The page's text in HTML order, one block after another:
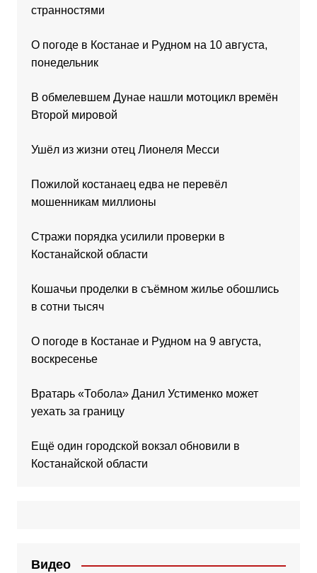
странностями
О погоде в Костанае и Рудном на 10 августа,
понедельник
В обмелевшем Дунае нашли мотоцикл времён
Второй мировой
Ушёл из жизни отец Лионеля Месси
Пожилой костанаец едва не перевёл
мошенникам миллионы
Стражи порядка усилили проверки в
Костанайской области
Кошачьи проделки в съёмном жилье обошлись
в сотни тысяч
О погоде в Костанае и Рудном на 9 августа,
воскресенье
Вратарь «Тобола» Данил Устименко может
уехать за границу
Ещё один городской вокзал обновили в
Костанайской области
Видео